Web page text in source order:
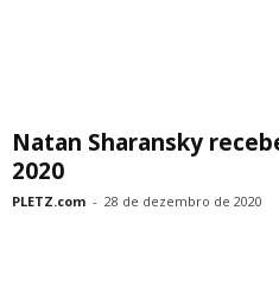
Natan Sharansky
2020
PLETZ.com - 28 de dezembro de 2020